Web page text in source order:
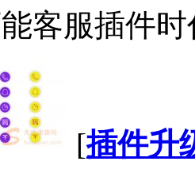
客服插件时
[插件升